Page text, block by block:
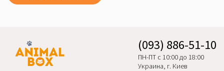
(093) 886-51-10
ПН-ПТ с 10:00 до 18:00
Украина, г. Киев